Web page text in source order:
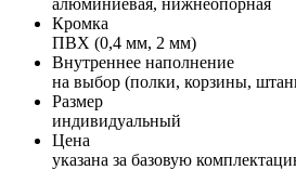
Кромка
ПВХ (0,4 мм, 2 мм)
Внутреннее наполнение
на выбор (полки, корзины,
Размер
индивидуальный
Цена
указана за базовую